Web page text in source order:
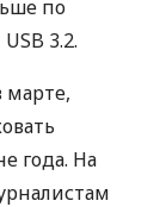
по
USB 3.2.
марте,
года. На